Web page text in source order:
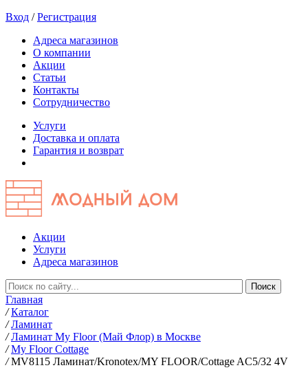
Вход /Регистрация
Адреса магазинов
О компании
Акции
Статьи
Контакты
Сотрудничество
Услуги
Доставка и оплата
Гарантия и возврат
Акции
Услуги
Адреса магазинов
Главная
/ Каталог
/ Ламинат
/ Ламинат My Floor (Май Флор) в Москве
/ My Floor Cottage
/ MV8115 Ламинат/Kronotex/MY FLOOR/Cottage AC5/32 4V